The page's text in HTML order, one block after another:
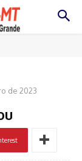
de 2023